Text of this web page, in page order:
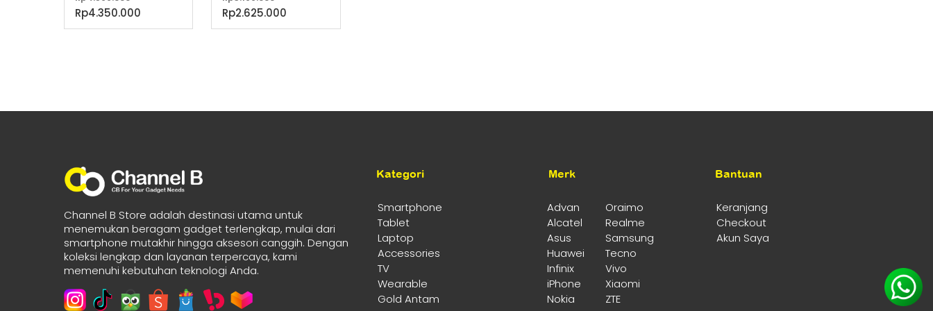
aslinya
adalah:
Rp4.350.000
saat
aslinya
adalah:
Rp2.625.000
saat
Channel B Store adalah destinasi utama untuk
menemukan beragam gadget terlengkap, mulai dari
smartphone mutakhir hingga aksesori canggih. Dengan
koleksi lengkap dan layanan terpercaya, kami
memenuhi kebutuhan teknologi Anda.
Kategori
Smartphone
Tablet
Laptop
Accessories
TV
Wearable
Gold Antam
Merk
Advan
Oraimo
Alcatel
Realme
Asus
Samsung
Huawei
Tecno
Infinix
Vivo
iPhone
Xiaomi
Nokia
ZTE
Bantuan
Keranjang
Checkout
Akun Saya